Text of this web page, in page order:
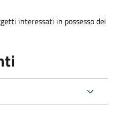
interessati in possesso dei